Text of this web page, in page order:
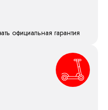
официальная гарантия